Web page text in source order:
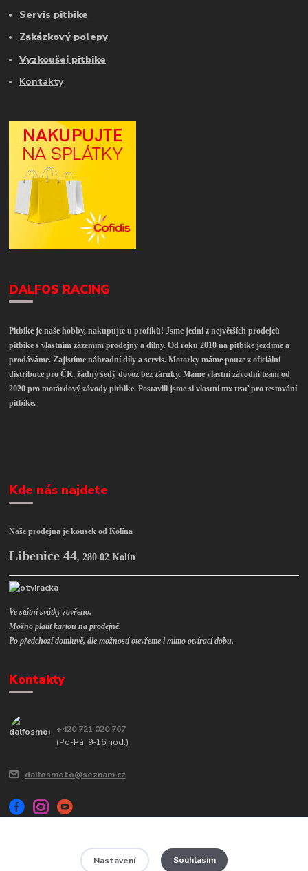
Servis pitbike
Zakázkový polepy
Vyzkoušej pitbike
Kontakty
DALFOS RACING
Pitbike je naše hobby, nakupujte u profíků! Jsme jedni z největších prodejců
pitbike s vlastním zázemím prodejny a dílny. Od roku 2010 na pitbike jezdíme a
prodáváme. Zajistíme náhradní díly a servis. Motorky máme pouze z oficiální
distribuce pro ČR, žádný šedý dovoz bez záruky. Máme vlastní závodní team od
2020 pro motárdový závody pitbike. Postavili jsme si vlastní mx trať pro testování
pitbike.
Kde nás najdete
Naše prodejna je kousek od Kolína
Libenice 44,280 02 Kolín
Ve státní svátky zavřeno.
Možno platit kartou na prodejně.
Po předchozí domluvě, dle možností otevřeme i mimo otvírací dobu.
Kontakty
+420 721 020 767
(Po-Pá, 9-16 hod.)
dalfosmoto@seznam.cz
Nastavení Souhlasím